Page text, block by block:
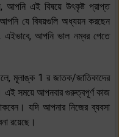
এই বিষয়ে উৎকৃষ্ট প্রাপ্ত
আপনি যে বিষয়গুলি অধ্যয়ন করছেন
এইভাবে, আপনি ভাল নম্বর পেতে
মূলাঙ্ক 1 র জাতক/জাতিকাদের
এই সময়ে আপনবার গুরুত্বপূর্ণ কাজ
যদি আপনার নিজের ব্যবসা
রয়েছে।